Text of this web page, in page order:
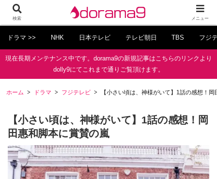
ドラマ >> NHK 日本テレビ テレビ朝日 TBS フジ
現在長期メンテナンス中です。dorama9の新規記事はこちらのリンクより
dolly9にてこれまで通りご覧頂けます。
ホーム ドラマ フジテレビ 【小さい頃は、神様がいて】1話の感想！
【小さい頃は、神様がいて】1話の感想！岡
田惠和脚本に賞賛の嵐
検索 メニュー